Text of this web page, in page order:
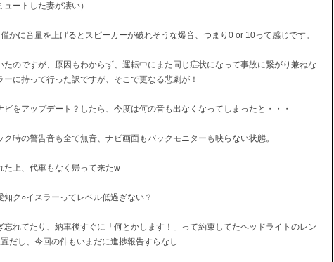
ュートした妻が凄い）
かに音量を上げるとスピーカーが破れそうな爆音、つまり0 or 10って感じです。
たのですが、原因もわからず、運転中にまた同じ症状になって事故に繋がり兼ねな
ーに持って行った訳ですが、そこで更なる悲劇が！
をアップデート？したら、今度は何の音も出なくなってしまったと・・・
時の警告音も全て無音、ナビ画面もバックモニターも映らない状態。
上、代車もなく帰って来たw
知ク○イスラーってレベル低過ぎない？
忘れてたり、納車後すぐに「何とかします！」って約束してたヘッドライトのレン
だし、今回の件もいまだに進捗報告すらなし…